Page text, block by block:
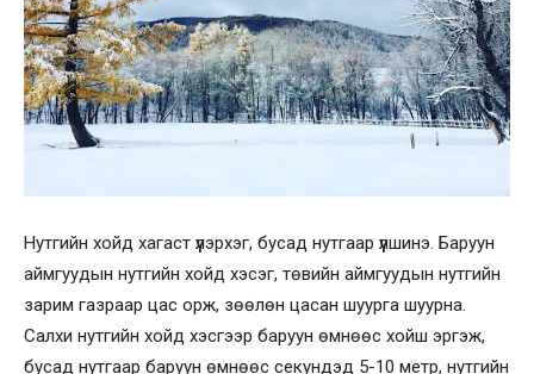
Нутгийн хойд хагаст үүлэрхэг, бусад нутгаар үүлшинэ. Баруун
аймгуудын нутгийн хойд хэсэг, төвийн аймгуудын нутгийн
зарим газраар цас орж, зөөлөн цасан шуурга шуурна.
Салхи нутгийн хойд хэсгээр баруун өмнөөс хойш эргэж,
бусад нутгаар баруун өмнөөс секундэд 5-10 метр, нутгийн